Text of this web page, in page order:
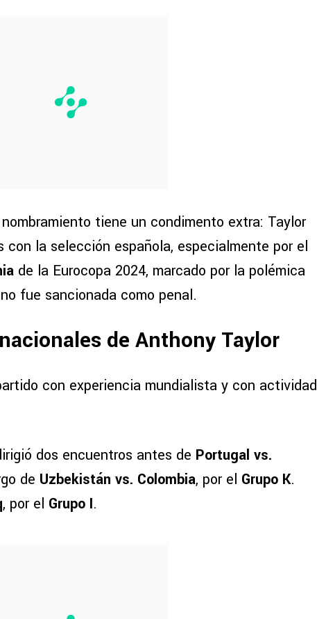
tiene un condimento extra: Taylor
la selección española, especialmente por el
de la Eurocopa 2024, marcado por la polémica
fue sancionada como penal.
de Anthony Taylor
con experiencia mundialista y con actividad
dos encuentros antes de Portugal vs.
de Uzbekistán vs. Colombia, por el Grupo K.
, por el Grupo I.